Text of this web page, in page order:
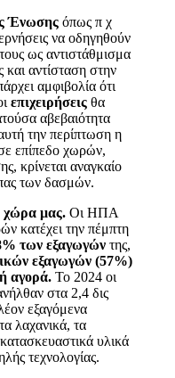
Ένωσης όπως π χ
να οδηγηθούν
ως αντιστάθμισμα
και αντίσταση στην
αμφιβολία ότι
επιχειρήσεις θα
αβεβαιότητα
την περίπτωση η
επίπεδο χωρών,
κρίνεται αναγκαίο
των δασμών.
χώρα μας. Οι ΗΠΑ
κατέχει την πέμπτη
των εξαγωγών της,
εξαγωγών (57%)
αγορά. Το 2024 οι
στα 2,4 δις
εξαγόμενα
λαχανικά, τα
υλικά
τεχνολογίας.